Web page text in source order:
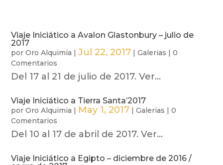
Viaje Iniciático a Avalon Glastonbury – julio de
2017
porOro Alquimia |Jul 22, 2017 |Galerias |0
Comentarios
Del 17 al 21 de julio de 2017. Ver...
Viaje Iniciático a Tierra Santa’2017
porOro Alquimia | May 1, 2017 |Galerias |0
Comentarios
Del 10 al 17 de abril de 2017. Ver...
Viaje Iniciático a Egipto – diciembre de 2016 /